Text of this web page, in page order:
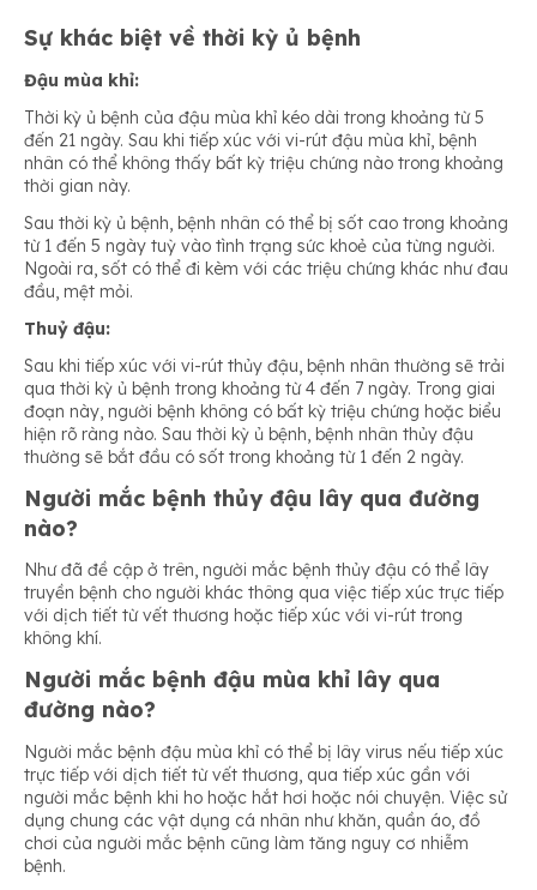
Sự khác biệt về thời kỳ ủ bệnh
Đậu mùa khỉ:
Thời kỳ ủ bệnh của đậu mùa khỉ kéo dài trong khoảng từ 5
đến 21 ngày. Sau khi tiếp xúc với vi-rút đậu mùa khỉ, bệnh
nhân có thể không thấy bất kỳ triệu chứng nào trong khoảng
thời gian này.
Sau thời kỳ ủ bệnh, bệnh nhân có thể bị sốt cao trong khoảng
từ 1 đến 5 ngày tuỳ vào tình trạng sức khoẻ của từng người.
Ngoài ra, sốt có thể đi kèm với các triệu chứng khác như đau
đầu, mệt mỏi.
Thuỷ đậu:
Sau khi tiếp xúc với vi-rút thủy đậu, bệnh nhân thường sẽ trải
qua thời kỳ ủ bệnh trong khoảng từ 4 đến 7 ngày. Trong giai
đoạn này, người bệnh không có bất kỳ triệu chứng hoặc biểu
hiện rõ ràng nào. Sau thời kỳ ủ bệnh, bệnh nhân thủy đậu
thường sẽ bắt đầu có sốt trong khoảng từ 1 đến 2 ngày.
Người mắc bệnh thủy đậu lây qua đường
nào?
Như đã đề cập ở trên, người mắc bệnh thủy đậu có thể lây
truyền bệnh cho người khác thông qua việc tiếp xúc trực tiếp
với dịch tiết từ vết thương hoặc tiếp xúc với vi-rút trong
không khí.
Người mắc bệnh đậu mùa khỉ lây qua
đường nào?
Người mắc bệnh đậu mùa khỉ có thể bị lây virus nếu tiếp xúc
trực tiếp với dịch tiết từ vết thương, qua tiếp xúc gần với
người mắc bệnh khi ho hoặc hắt hơi hoặc nói chuyện. Việc sử
dụng chung các vật dụng cá nhân như khăn, quần áo, đồ
chơi của người mắc bệnh cũng làm tăng nguy cơ nhiễm
bệnh.